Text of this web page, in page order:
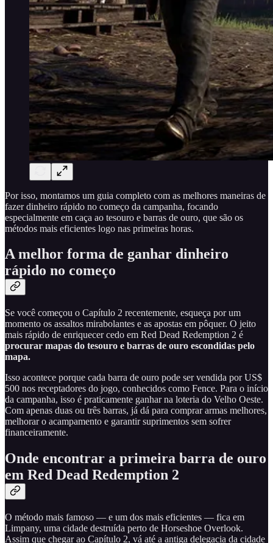
Por isso, montamos um guia completo com as melhores maneiras de
fazer dinheiro rápido no começo da campanha, focando
especialmente em caça ao tesouro e barras de ouro, que são os
métodos mais eficientes logo nas primeiras horas.
A melhor forma de ganhar dinheiro
rápido no começo
Se você começou o Capítulo 2 recentemente, esqueça por um
momento os assaltos mirabolantes e as apostas em pôquer. O jeito
mais rápido de enriquecer cedo em Red Dead Redemption 2 é
procurar mapas do tesouro e barras de ouro escondidas pelo
mapa.
Isso acontece porque cada barra de ouro pode ser vendida por US$
500 nos receptadores do jogo, conhecidos como Fence. Para o início
da campanha, isso é praticamente ganhar na loteria do Velho Oeste.
Com apenas duas ou três barras, já dá para comprar armas melhores,
melhorar o acampamento e garantir suprimentos sem sofrer
financeiramente.
Onde encontrar a primeira barra de ouro
em Red Dead Redemption 2
O método mais famoso — e um dos mais eficientes — fica em
Limpany, uma cidade destruída perto de Horseshoe Overlook.
Assim que chegar ao Capítulo 2, vá até a antiga delegacia da cidade